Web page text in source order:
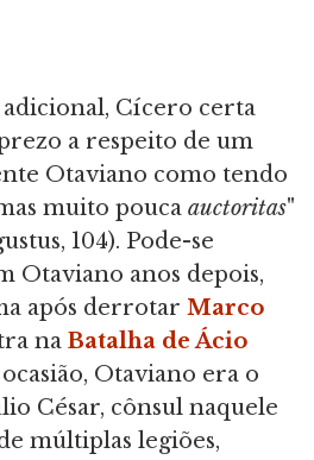
Cícero certa
a respeito de um
Otaviano como tendo
muito pouca auctoritas"
104). Pode-se
Otaviano anos depois,
após derrotar Marco
na Batalha de Ácio
Otaviano era o
César, cônsul naquele
múltiplas legiões,